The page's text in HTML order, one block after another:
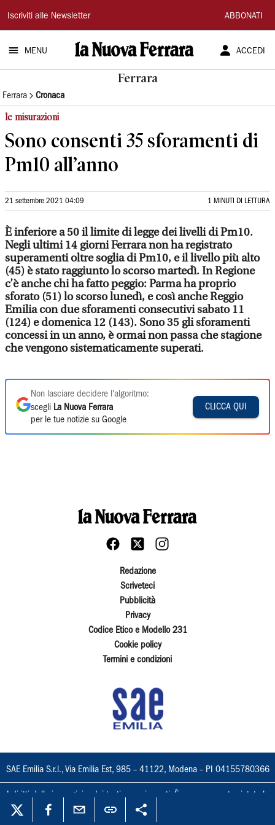
La
Nuova
Ferrara
Iscriviti alle Newsletter ABBONATI
MENU ACCEDI
Ferrara
Ferrara Cronaca
le misurazioni
Sono consenti 35 sforamenti di
Pm10 all’anno
21 settembre 2021 04:09 1 MINUTI DI LETTURA
È inferiore a 50 il limite di legge dei livelli di Pm10.
Negli ultimi 14 giorni Ferrara non ha registrato
superamenti oltre soglia di Pm10, e il livello più alto
(45) è stato raggiunto lo scorso martedì. In Regione
c’è anche chi ha fatto peggio: Parma ha proprio
sforato (51) lo scorso lunedì, e così anche Reggio
Emilia con due sforamenti consecutivi sabato 11
(124) e domenica 12 (143). Sono 35 gli sforamenti
concessi in un anno, è ormai non passa che stagione
che vengono sistematicamente superati.
Non lasciare decidere l'algoritmo:
scegli La Nuova Ferrara
per le tue notizie su Google
CLICCA QUI
Redazione
Scriveteci
Pubblicità
Privacy
Codice Etico e Modello 231
Cookie policy
Termini e condizioni
SAE Emilia S.r.l., Via Emilia Est, 985 – 41122, Modena – PI 04155780366
I diritti delle immagini e dei testi sono riservati. È espressamente vietata la
loro riproduzione con qualsiasi mezzo e l'adattamento totale o parziale.